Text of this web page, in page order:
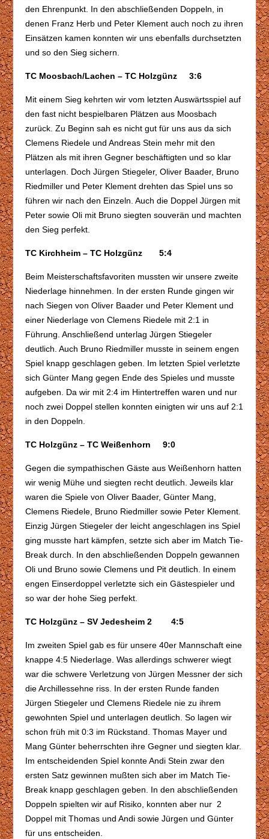
den Ehrenpunkt. In den abschließenden Doppeln, in
denen Franz Herb und Peter Klement auch noch zu ihren
Einsätzen kamen konnten wir uns ebenfalls durchsetzten
und so den Sieg sichern.
TC Moosbach/Lachen – TC Holzgünz 3:6
Mit einem Sieg kehrten wir vom letzten Auswärtsspiel auf
den fast nicht bespielbaren Plätzen aus Moosbach
zurück. Zu Beginn sah es nicht gut für uns aus da sich
Clemens Riedele und Andreas Stein mehr mit den
Plätzen als mit ihren Gegner beschäftigten und so klar
unterlagen. Doch Jürgen Stiegeler, Oliver Baader, Bruno
Riedmiller und Peter Klement drehten das Spiel uns so
führen wir nach den Einzeln. Auch die Doppel Jürgen mit
Peter sowie Oli mit Bruno siegten souverän und machten
den Sieg perfekt.
TC Kirchheim – TC Holzgünz 5:4
Beim Meisterschaftsfavoriten mussten wir unsere zweite
Niederlage hinnehmen. In der ersten Runde gingen wir
nach Siegen von Oliver Baader und Peter Klement und
einer Niederlage von Clemens Riedele mit 2:1 in
Führung. Anschließend unterlag Jürgen Stiegeler
deutlich. Auch Bruno Riedmiller musste in seinem engen
Spiel knapp geschlagen geben. Im letzten Spiel verletzte
sich Günter Mang gegen Ende des Spieles und musste
aufgeben. Da wir mit 2:4 im Hintertreffen waren und nur
noch zwei Doppel stellen konnten einigten wir uns auf 2:1
in den Doppeln.
TC Holzgünz – TC Weißenhorn 9:0
Gegen die sympathischen Gäste aus Weißenhorn hatten
wir wenig Mühe und siegten recht deutlich. Jeweils klar
waren die Spiele von Oliver Baader, Günter Mang,
Clemens Riedele, Bruno Riedmiller sowie Peter Klement.
Einzig Jürgen Stiegeler der leicht angeschlagen ins Spiel
ging musste hart kämpfen, setzte sich aber im Match Tie-
Break durch. In den abschließenden Doppeln gewannen
Oli und Bruno sowie Clemens und Pit deutlich. In einem
engen Einserdoppel verletzte sich ein Gästespieler und
so war der hohe Sieg perfekt.
TC Holzgünz – SV Jedesheim 2 4:5
Im zweiten Spiel gab es für unsere 40er Mannschaft eine
knappe 4:5 Niederlage. Was allerdings schwerer wiegt
war die schwere Verletzung von Jürgen Messner der sich
die Archillessehne riss. In der ersten Runde fanden
Jürgen Stiegeler und Clemens Riedele nie zu ihrem
gewohnten Spiel und unterlagen deutlich. So lagen wir
schon früh mit 0:3 im Rückstand. Thomas Mayer und
Mang Günter beherrschten ihre Gegner und siegten klar.
Im entscheidenden Spiel konnte Andi Stein zwar den
ersten Satz gewinnen mußten sich aber im Match Tie-
Break knapp geschlagen geben. In den abschließenden
Doppeln spielten wir auf Risiko, konnten aber nur 2
Doppel mit Thomas und Andi sowie Jürgen und Günter
für uns entscheiden.